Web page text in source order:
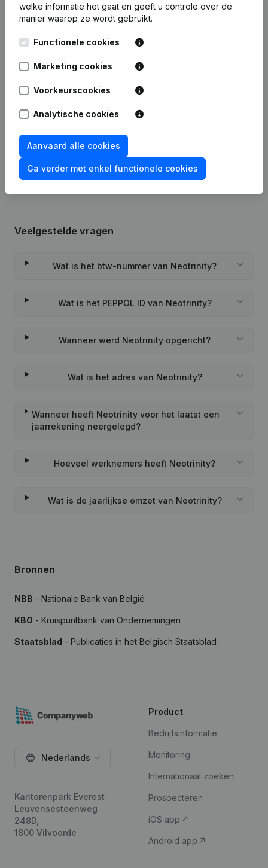
Publicatiesvan Neotrinity
09-04-2024 Wijziging(en) Statuten
24-03-2022
Rechtspersoon, Opening Bijkantoor,
Veelgestelde vragen
Wat is het btw-nummer van Neotrinity?
Wat is het PEPPOL ID van Neotrinity?
Wanneer werd Neotrinity opgericht?
Wat is het adres van Neotrinity?
Wanneer heeft Neotrinity voor het laatst een
jaarrekening neergelegd?
Hoeveel werknemers heeft Neotrinity?
Wat is de jaarlijkse omzet van Neotrinity?
Bronnen
NBB - Nationale Bank van België
KBO - Kruispuntbank van Ondernemingen
Staatsblad - Publicaties in het Belgisch Staatsblad
welke informatie het gaat en geeft u controle over de
manier waarop ze wordt gebruikt.
Functionele cookies
Marketing cookies
Voorkeurscookies
Analytische cookies
Aanvaard alle cookies
Ga verder met enkel functionele cookies
Nederlands
Kantorenpark Everest
Leuvensesteenweg
248D,
1800 Vilvoorde
Product
Bedrijfsinformatie
Monitoring
Internationaal zoeken
Prospecteren
iOS app
Android app